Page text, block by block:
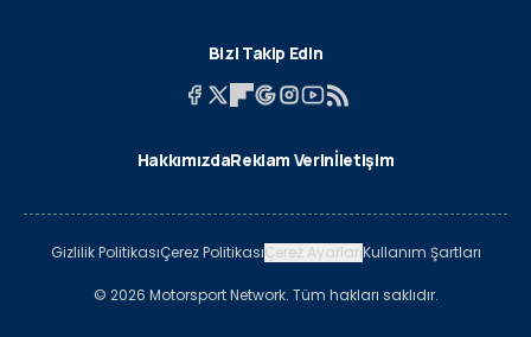
Bizi Takip Edin
HakkımızdaReklam Verinİletişim
Gizlilik PolitikasıÇerez PolitikasıÇerez AyarlarıKullanım Şartları
© 2026 Motorsport Network. Tüm hakları saklıdır.